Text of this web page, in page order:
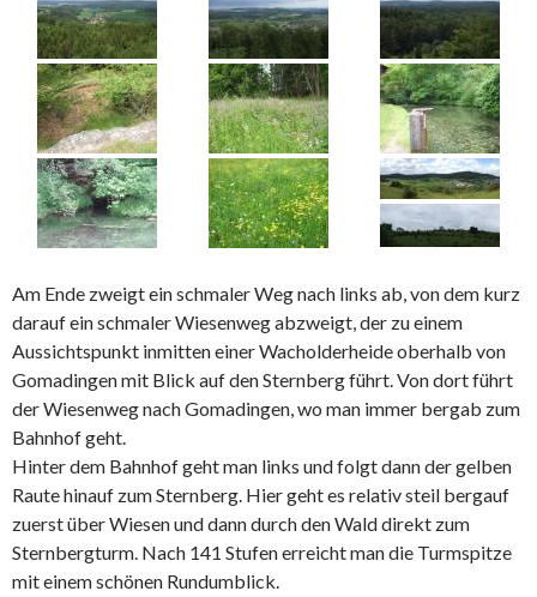
Am Ende zweigt ein schmaler Weg nach links ab, von dem kurz
darauf ein schmaler Wiesenweg abzweigt, der zu einem
Aussichtspunkt inmitten einer Wacholderheide oberhalb von
Gomadingen mit Blick auf den Sternberg führt. Von dort führt
der Wiesenweg nach Gomadingen, wo man immer bergab zum
Bahnhof geht.
Hinter dem Bahnhof geht man links und folgt dann der gelben
Raute hinauf zum Sternberg. Hier geht es relativ steil bergauf
zuerst über Wiesen und dann durch den Wald direkt zum
Sternbergturm. Nach 141 Stufen erreicht man die Turmspitze
mit einem schönen Rundumblick.